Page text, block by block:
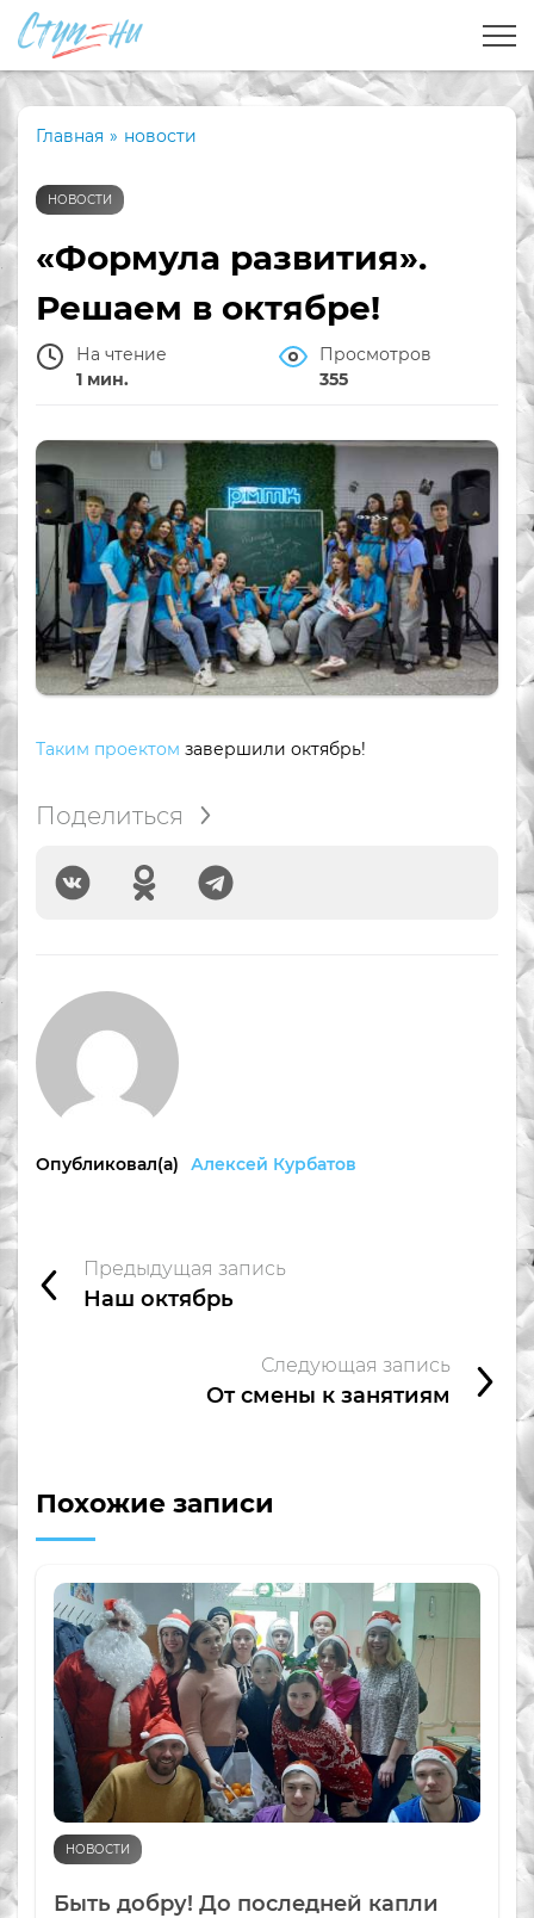
Главная » новости
НОВОСТИ
«Формула развития».
Решаем в октябре!
На чтение
1 мин.
Просмотров
355
Таким проектом завершили октябрь!
Поделиться
Опубликовал(а) Алексей Курбатов
Предыдущая запись
Наш октябрь
Следующая запись
От смены к занятиям
Похожие записи
НОВОСТИ
Быть добру! До последней капли